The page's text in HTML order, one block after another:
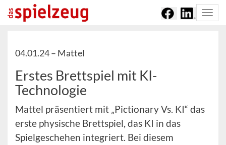
04.01.24 – Mattel
Erstes Brettspiel mit KI-
Technologie
Mattel präsentiert mit „Pictionary Vs. KI“ das
erste physische Brettspiel, das KI in das
Spielgeschehen integriert. Bei diesem